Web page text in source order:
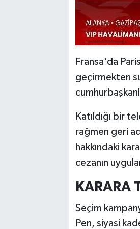
Fransa'da
geçirmekten
Katıldığı bir
rağmen geri
hakkındaki
cezanın
KARARA
Seçim
Pen, siyasi